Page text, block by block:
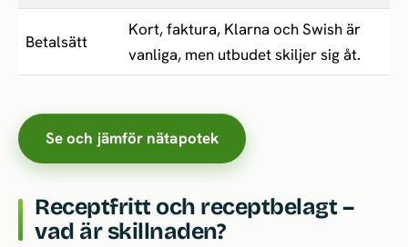
Betalsätt
Kort, faktura, Klarna och Swish är
vanliga, men utbudet skiljer sig åt.
Se och jämför nätapotek
Receptfritt och receptbelagt –
vad är skillnaden?